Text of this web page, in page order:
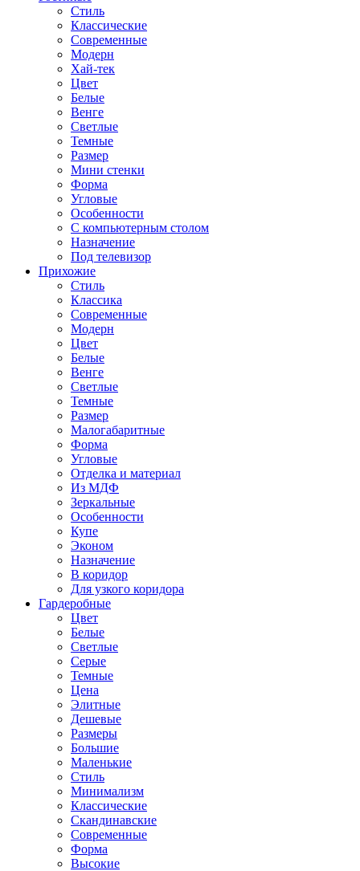
Стиль
Классические
Современные
Модерн
Хай-тек
Цвет
Белые
Венге
Светлые
Темные
Размер
Мини стенки
Форма
Угловые
Особенности
С компьютерным столом
Назначение
Под телевизор
Прихожие
Стиль
Классика
Современные
Модерн
Цвет
Белые
Венге
Светлые
Темные
Размер
Малогабаритные
Форма
Угловые
Отделка и материал
Из МДФ
Зеркальные
Особенности
Купе
Эконом
Назначение
В коридор
Для узкого коридора
Гардеробные
Цвет
Белые
Светлые
Серые
Темные
Цена
Элитные
Дешевые
Размеры
Большие
Маленькие
Стиль
Минимализм
Классические
Скандинавские
Современные
Форма
Высокие